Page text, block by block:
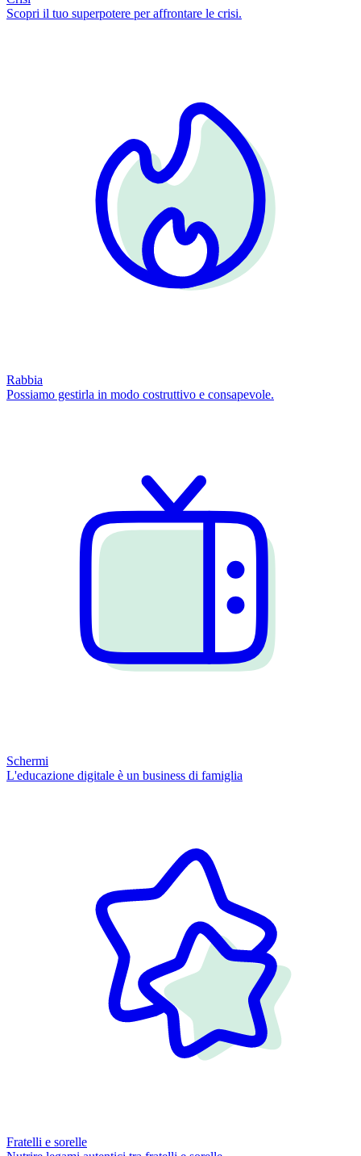
Scopri il tuo superpotere per affrontare le crisi.
Rabbia
Possiamo gestirla in modo costruttivo e consapevole.
Schermi
L'educazione digitale è un business di famiglia
Fratelli e sorelle